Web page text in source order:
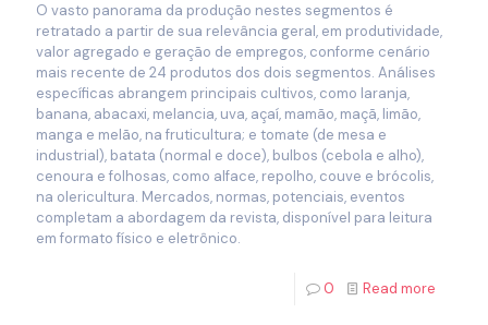
O vasto panorama da produção nestes segmentos é
retratado a partir de sua relevância geral, em produtividade,
valor agregado e geração de empregos, conforme cenário
mais recente de 24 produtos dos dois segmentos. Análises
específicas abrangem principais cultivos, como laranja,
banana, abacaxi, melancia, uva, açaí, mamão, maçã, limão,
manga e melão, na fruticultura; e tomate (de mesa e
industrial), batata (normal e doce), bulbos (cebola e alho),
cenoura e folhosas, como alface, repolho, couve e brócolis,
na olericultura. Mercados, normas, potenciais, eventos
completam a abordagem da revista, disponível para leitura
em formato físico e eletrônico.
0 Read more